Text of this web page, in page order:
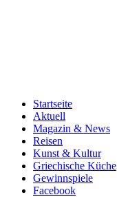
Startseite
Aktuell
Magazin & News
Reisen
Kunst & Kultur
Griechische Küche
Gewinnspiele
Facebook